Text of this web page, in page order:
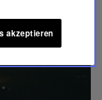
akzeptieren